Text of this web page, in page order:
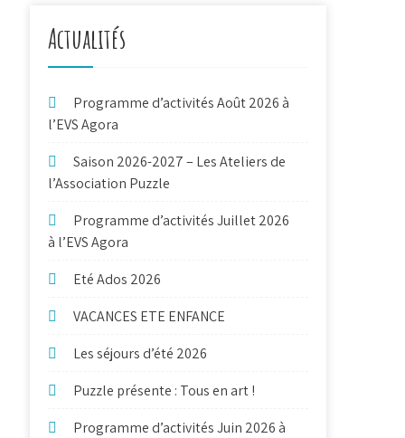
Actualités
Programme d’activités Août 2026 à
l’EVS Agora
Saison 2026-2027 – Les Ateliers de
l’Association Puzzle
Programme d’activités Juillet 2026
à l’EVS Agora
Eté Ados 2026
VACANCES ETE ENFANCE
Les séjours d’été 2026
Puzzle présente : Tous en art !
Programme d’activités Juin 2026 à